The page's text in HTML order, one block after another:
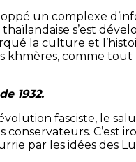
un complexe
s’est
la culture et
khmères, comme tout
1932.
fasciste, le
conservateurs.
par les idées des